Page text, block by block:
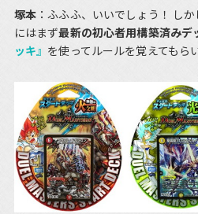
塚本 ：ふふふ、いいでしょう！ し
にはまず最新の初心者用構築済みデ
ッキ』 を使ってルールを覚えてもら